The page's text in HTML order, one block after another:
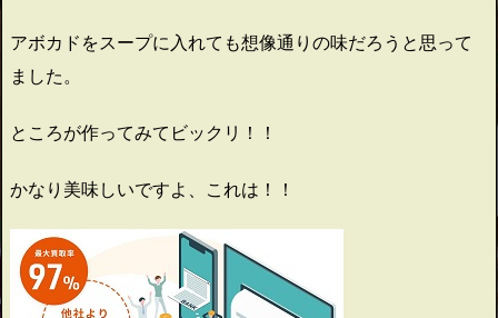
アボカドをスープに入れても想像通りの味だろうと思って
ました。
ところが作ってみてビックリ！！
かなり美味しいですよ、これは！！